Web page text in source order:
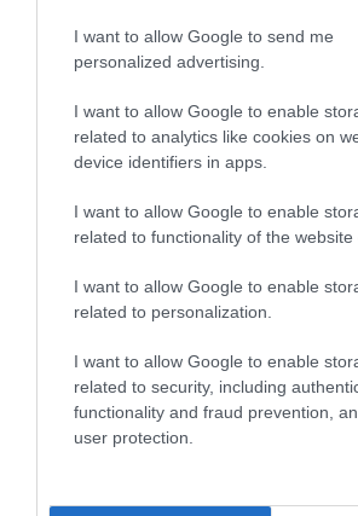
I want to allow Google to send me
personalized advertising.
I want to allow Google to enable
related to analytics like cookies on
device identifiers in apps.
I want to allow Google to enable
related to functionality of the website
I want to allow Google to enable
related to personalization.
I want to allow Google to enable
related to security, including
functionality and fraud prevention,
user protection.
ΔΙΕΘΝΗ
Η Σαουδική Αραβία, η
Πακιστάν υπέγραψαν